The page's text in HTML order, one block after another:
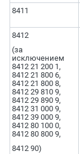
8411
8412
(за
исключением
8412 21 200 1,
8412 21 800 6,
8412 21 800 8,
8412 29 810 9,
8412 29 890 9,
8412 31 000 9,
8412 39 000 9,
8412 80 100 0,
8412 80 800 9,
8412 90)